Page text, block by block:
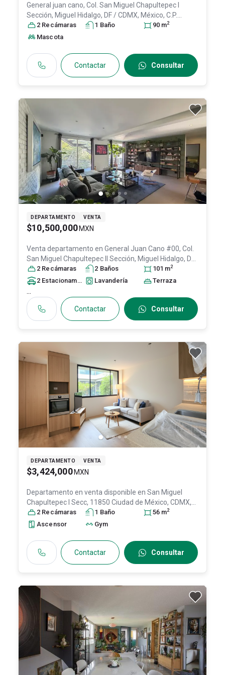
General juan cano, Col. San Miguel Chapultepec I
Sección, Miguel Hidalgo, DF / CDMX, México, C.P.
11850, ID:31369797
2 Recámaras 1 Baño 90 m2
Mascota
Contactar Consultar
DEPARTAMENTO VENTA
$10,500,000 MXN
Venta departamento en General Juan Cano #00, Col.
San Miguel Chapultepec II Sección, Miguel Hidalgo, DF
/ CDMX, México , C.P. 11850, ID: 31112687
2 Recámaras 2 Baños 101 m2
2 Estacionamiento sLavandería Terraza
...
Contactar Consultar
DEPARTAMENTO VENTA
$3,424,000 MXN
Departamento en venta disponible en San Miguel
Chapultepec I Secc, 11850 Ciudad de México, CDMX,
Col. San Miguel Chapultepec I Sección,Miguel Hidalgo
DF / CDMX, México, C.P. 11850
2 Recámaras 1 Baño 56 m2
Ascensor Gym
Contactar Consultar